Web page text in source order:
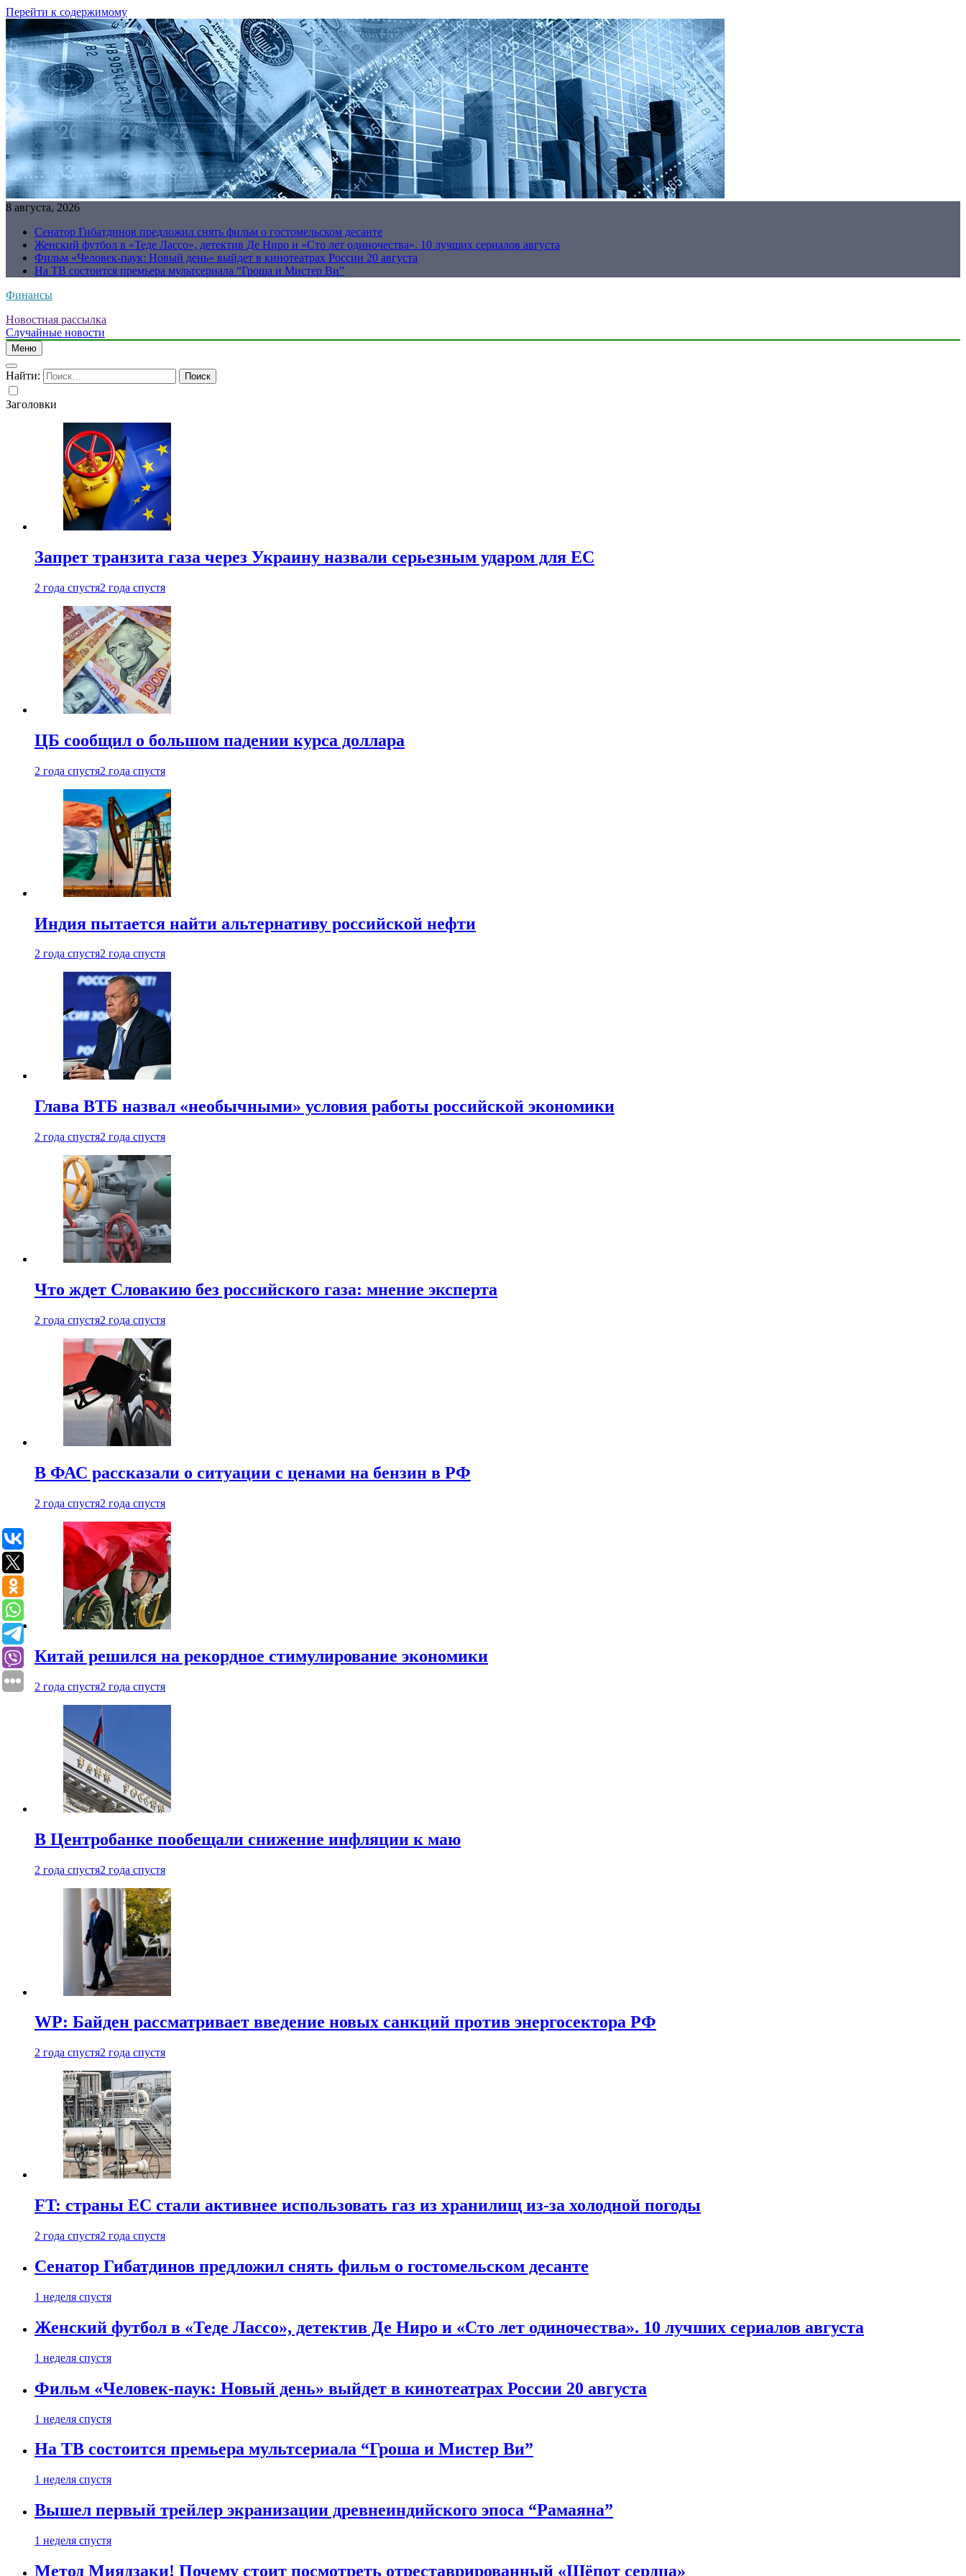
Перейти к содержимому
8 августа, 2026
Сенатор Гибатдинов предложил снять фильм о гостомельском десанте
Женский футбол в «Теде Лассо», детектив Де Ниро и «Сто лет одиночества». 10 лучших сериалов августа
Фильм «Человек-паук: Новый день» выйдет в кинотеатрах России 20 августа
На ТВ состоится премьера мультсериала “Гроша и Мистер Ви”
Финансы
Новостная рассылка
Случайные новости
Меню
Найти:
Заголовки
Запрет транзита газа через Украину назвали серьезным ударом для ЕС
2 года спустя2 года спустя
ЦБ сообщил о большом падении курса доллара
2 года спустя2 года спустя
Индия пытается найти альтернативу российской нефти
2 года спустя2 года спустя
Глава ВТБ назвал «необычными» условия работы российской экономики
2 года спустя2 года спустя
Что ждет Словакию без российского газа: мнение эксперта
2 года спустя2 года спустя
В ФАС рассказали о ситуации с ценами на бензин в РФ
2 года спустя2 года спустя
Китай решился на рекордное стимулирование экономики
2 года спустя2 года спустя
В Центробанке пообещали снижение инфляции к маю
2 года спустя2 года спустя
WP: Байден рассматривает введение новых санкций против энергосектора РФ
2 года спустя2 года спустя
FT: страны ЕС стали активнее использовать газ из хранилищ из-за холодной погоды
2 года спустя2 года спустя
Сенатор Гибатдинов предложил снять фильм о гостомельском десанте
1 неделя спустя
Женский футбол в «Теде Лассо», детектив Де Ниро и «Сто лет одиночества». 10 лучших сериалов августа
1 неделя спустя
Фильм «Человек-паук: Новый день» выйдет в кинотеатрах России 20 августа
1 неделя спустя
На ТВ состоится премьера мультсериала “Гроша и Мистер Ви”
1 неделя спустя
Вышел первый трейлер экранизации древнеиндийского эпоса “Рамаяна”
1 неделя спустя
Метод Миядзаки! Почему стоит посмотреть отреставрированный «Шёпот сердца»